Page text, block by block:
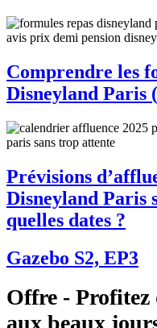
Comprendre les
Disneyland Paris
Prévisions
Disneyland Paris
quelles dates ?
Gazebo S2, EP3
Offre - Profitez